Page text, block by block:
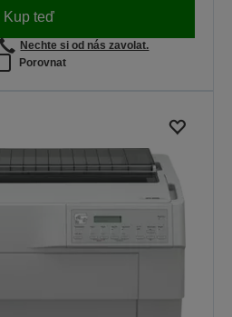
Kup teď
Nechte si od nás zavolat.
Porovnat